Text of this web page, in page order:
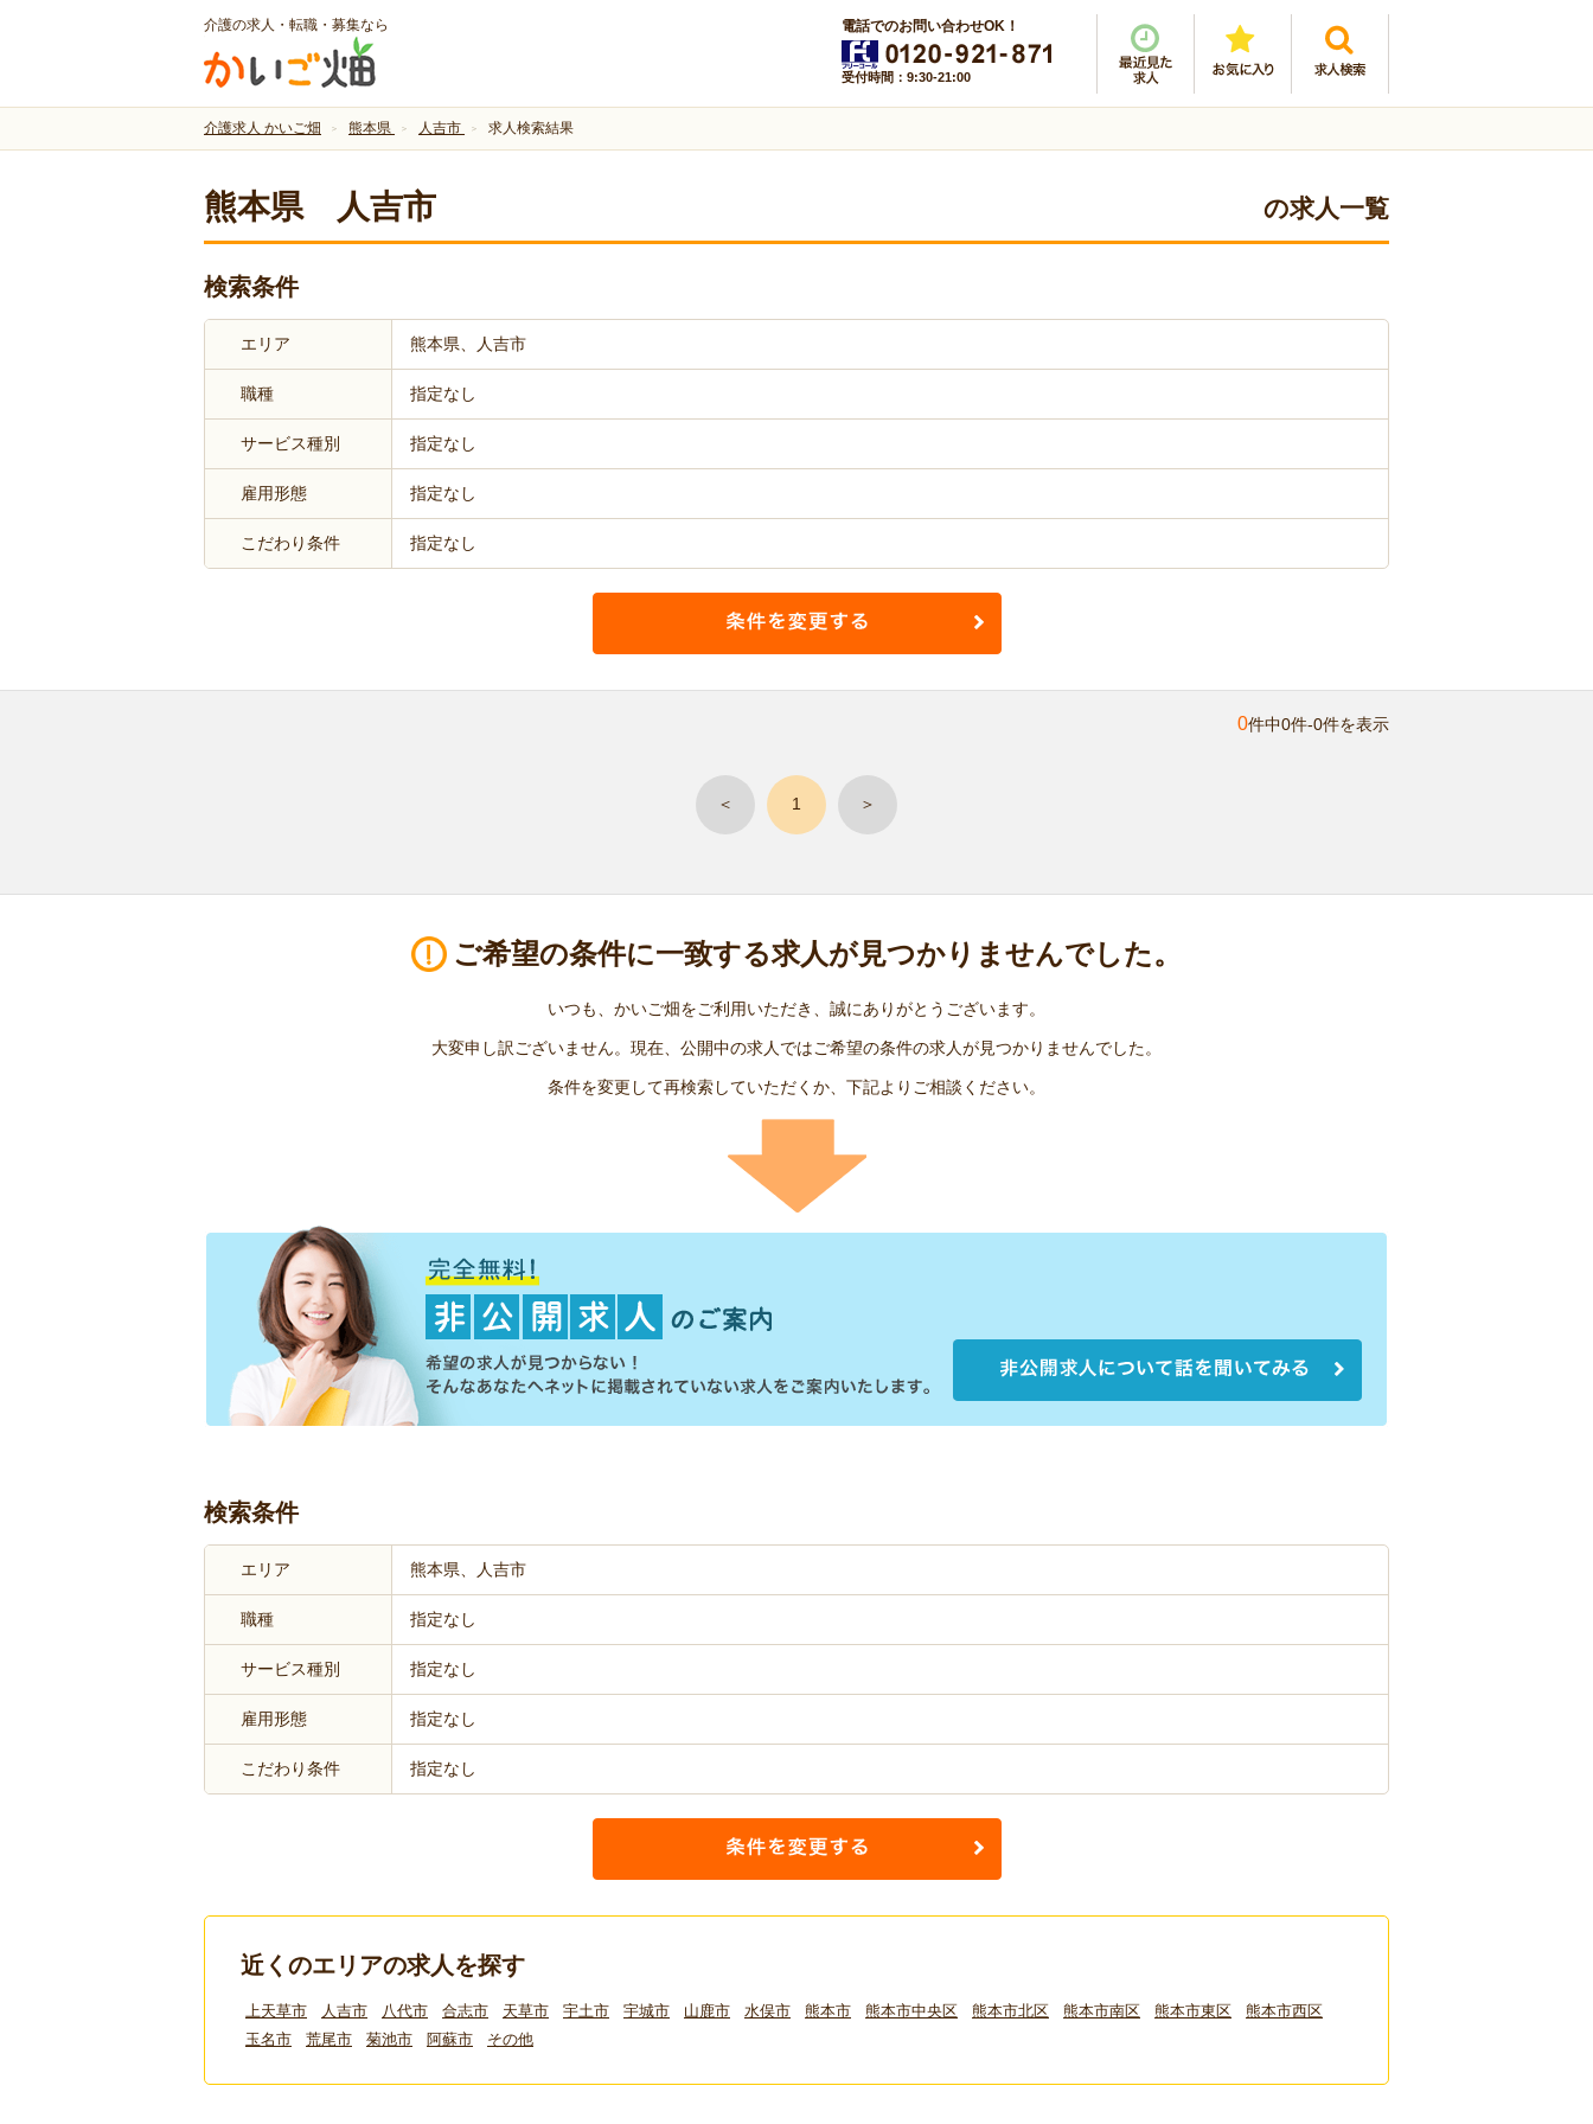
介護の求人・転職・募集なら 電話でのお問い合わせOK！
受付時間：9:30-21:00
介護求人 かいご畑 熊本県 人吉市 求人検索結果
熊本県 人吉市 の求人一覧
検索条件
エリア 熊本県、人吉市
職種 指定なし
サービス種別 指定なし
雇用形態 指定なし
こだわり条件 指定なし
0件中0件-0件を表示
＜ 1 ＞
ご希望の条件に一致する求人が見つかりませんでした。
いつも、かいご畑をご利用いただき、誠にありがとうございます。
大変申し訳ございません。現在、公開中の求人ではご希望の条件の求人が見つかりませんでした。
条件を変更して再検索していただくか、下記よりご相談ください。
検索条件
エリア 熊本県、人吉市
職種 指定なし
サービス種別 指定なし
雇用形態 指定なし
こだわり条件 指定なし
近くのエリアの求人を探す
上天草市 人吉市 八代市 合志市 天草市 宇土市 宇城市 山鹿市 水俣市 熊本市 熊本市中央区 熊本市北区 熊本市南区 熊本市東区
熊本市西区
玉名市
荒尾市 菊池市 阿蘇市 その他